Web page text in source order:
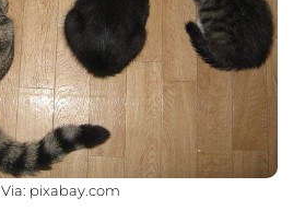
Via: pixabay.com